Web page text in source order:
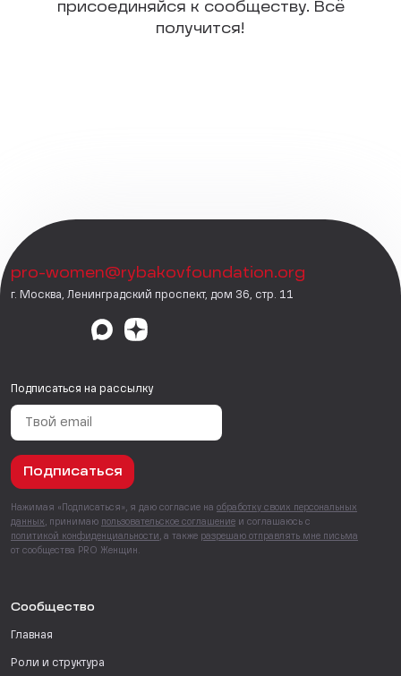
присоединяйся к сообществу. Всё
получится!
pro-women@rybakovfoundation.org
г. Москва, Ленинградский проспект, дом 36, стр. 11
Подписаться на рассылку
Подписаться
Нажимая «Подписаться», я даю согласие на обработку своих персональных
данных , принимаю пользовательское соглашение и соглашаюсь с
политикой конфиденциальности , а также разрешаю отправлять мне письма
от сообщества PRO Женщин.
Сообщество
Главная
Роли и структура